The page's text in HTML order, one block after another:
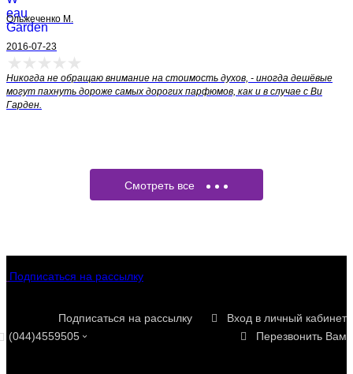
Ольжеченко М.
2016-07-23
Никогда не обращаю внимание на стоимость духов, - иногда дешёвые
могут пахнуть дороже самых дорогих парфюмов, как и в случае с Ви
Гарден.
Смотреть все
Подписаться на рассылку
Подписаться на рассылку
Вход в личный кабинет
Перезвонить Вам
(044)4559505